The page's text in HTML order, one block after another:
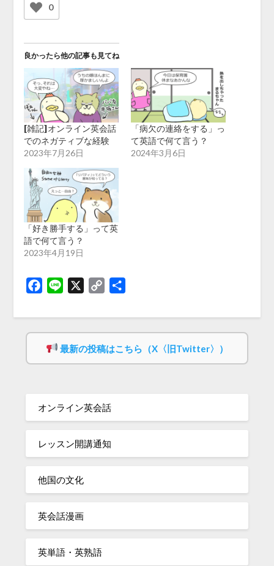
0
良かったら他の記事も見てね
[雑記]オンライン英会話
でのネガティブな経験
2023年7月26日
「病欠の連絡をする」っ
て英語で何て言う？
2024年3月6日
「好き勝手する」って英
語で何て言う？
2023年4月19日
Facebook
Line
Copy
最新の投稿はこちら（X〈旧Twitter〉）
オンライン英会話
レッスン開講通知
他国の文化
英会話漫画
英単語・英熟語